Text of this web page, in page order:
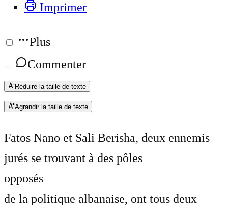
Imprimer
Plus
Commenter
Réduire la taille de texte
Agrandir la taille de texte
Fatos Nano et Sali Berisha, deux ennemis
jurés se trouvant à des pôles
opposés
de la politique albanaise, ont tous deux